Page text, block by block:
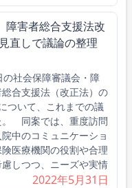
障害者総合支援法改
直しで議論の整理
社会保障審議会・障
合支援法（改正法）の
ついて、これまでの議
。 同案では、重度訪問
中のコミュニケーショ
医療機関の役割や合理
しつつ、ニーズや実情
2022年5月31日